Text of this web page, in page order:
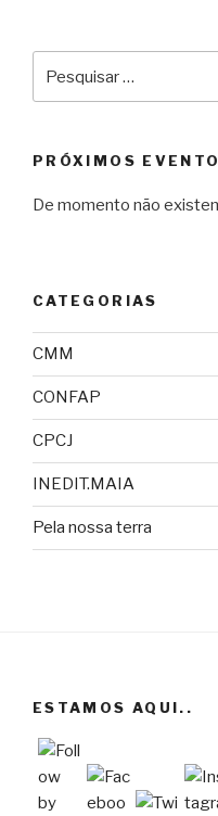
por:
PRÓXIMOS
De momento não
CATEGORIAS
CMM
CONFAP
CPCJ
INEDIT.MAIA
Pela nossa terra
ESTAMOS AQUI..